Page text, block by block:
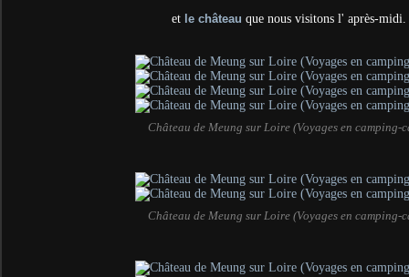
et le château que nous visitons l' après-midi.
Château de Meung sur Loire (Voyages en camping-
Château de Meung sur Loire (Voyages en camping-